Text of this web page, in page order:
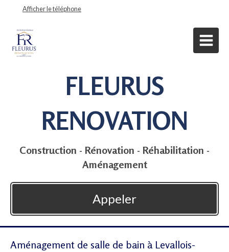
Afficher le téléphone
FLEURUS
RENOVATION
Construction - Rénovation - Réhabilitation -
Aménagement
Appeler
Aménagement de salle de bain à Levallois-